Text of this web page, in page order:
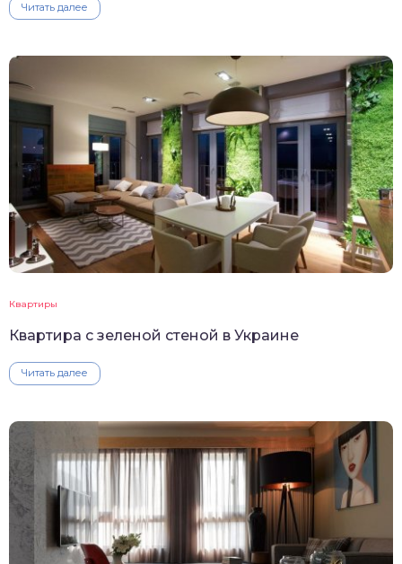
Читать далее
Квартиры
Квартира с зеленой стеной в Украине
Читать далее